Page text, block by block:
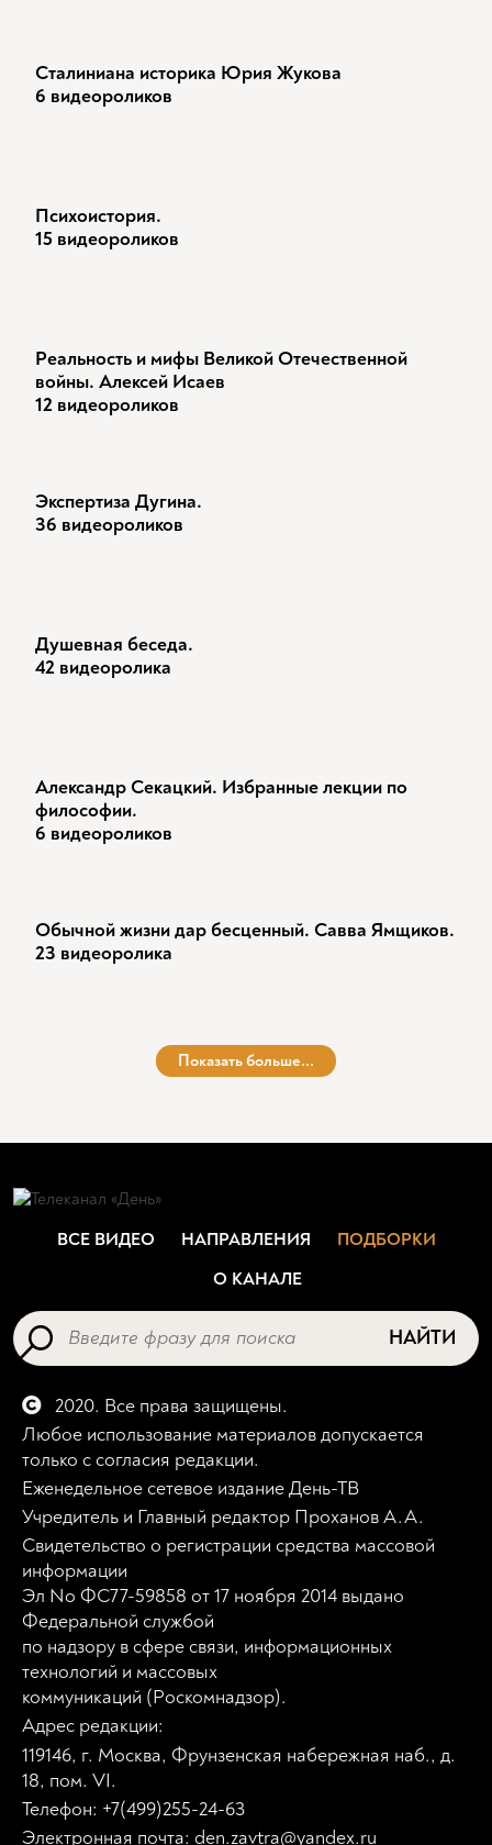
Сталиниана историка Юрия Жукова
6 видеороликов
Психоистория.
15 видеороликов
Реальность и мифы Великой Отечественной
войны. Алексей Исаев
12 видеороликов
Экспертиза Дугина.
36 видеороликов
Душевная беседа.
42 видеоролика
Александр Секацкий. Избранные лекции по
философии.
6 видеороликов
Обычной жизни дар бесценный. Савва Ямщиков.
23 видеоролика
Показать больше...
ВСЕ ВИДЕО НАПРАВЛЕНИЯ
ПОДБОРКИ
О КАНАЛЕ
НАЙТИ
2020. Все права защищены.
Любое использование материалов допускается
только с согласия редакции.
Еженедельное сетевое издание День-ТВ
Учредитель и Главный редактор Проханов А.А.
Свидетельство о регистрации средства массовой
информации
Эл No ФС77-59858 от 17 ноября 2014 выдано
Федеральной службой
по надзору в сфере связи, информационных
технологий и массовых
коммуникаций (Роскомнадзор).
Адрес редакции:
119146, г. Москва, Фрунзенская набережная наб., д.
18, пом. VI.
Телефон: +7(499)255-24-63
Электронная почта: den.zavtra@yandex.ru